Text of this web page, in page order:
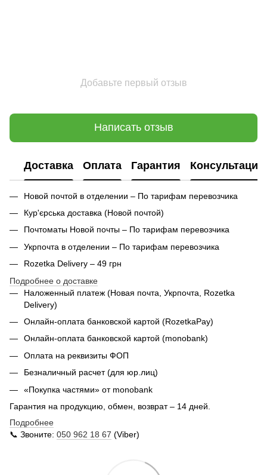
Добавьте первый отзыв
Написать отзыв
Доставка Оплата Гарантия Консультация
Новой почтой в отделении – По тарифам перевозчика
Кур'єрська доставка (Новой почтой)
Почтоматы Новой почты – По тарифам перевозчика
Укрпочта в отделении – По тарифам перевозчика
Rozetka Delivery – 49 грн
Подробнее о доставке
Наложенный платеж (Новая почта, Укрпочта, Rozetka
Delivery)
Онлайн-оплата банковской картой (RozetkaPay)
Онлайн-оплата банковской картой (monobank)
Оплата на реквизиты ФОП
Безналичный расчет (для юр.лиц)
«Покупка частями» от monobank
Гарантия на продукцию, обмен, возврат – 14 дней.
Подробнее
📞 Звоните: 050 962 18 67 (Viber)